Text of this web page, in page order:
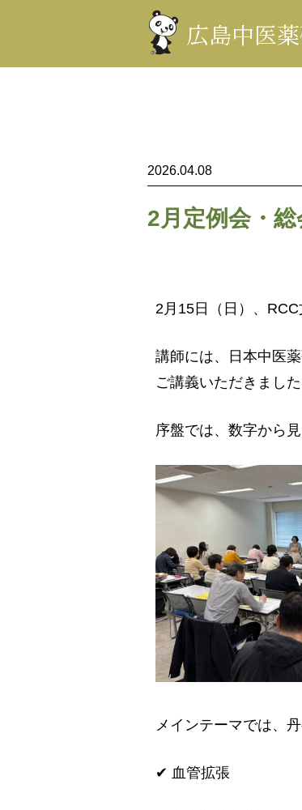
を
広島中医
2026.04.08
2月定例会・
2月15日（日）、
講師には、日本中医
ご講義いただきました
序盤では、数字から
メインテーマでは、
✔ 血管拡張